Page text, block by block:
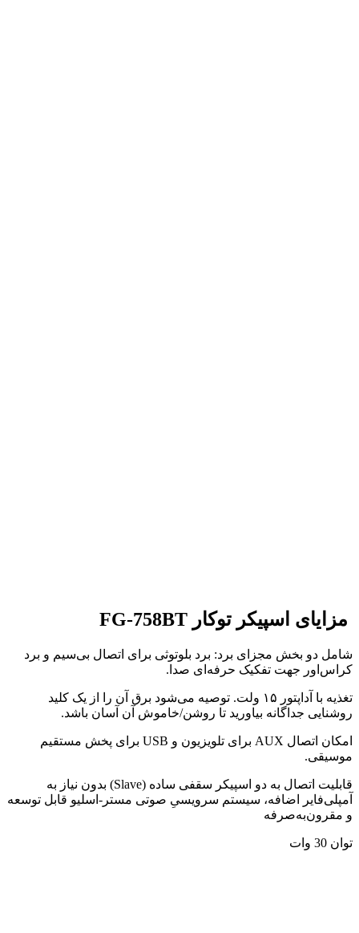
مزایای اسپیکر توکار FG-758BT
شامل دو بخش مجزای برد: برد بلوتوثی برای اتصال بی‌سیم و برد
کراس‌اور جهت تفکیک حرفه‌ای صدا.
تغذیه با آداپتور ۱۵ ولت. توصیه می‌شود برق آن را از یک کلید
روشنایی جداگانه بیاورید تا روشن/خاموش آن آسان باشد.
امکان اتصال AUX برای تلویزیون و USB برای پخش مستقیم
موسیقی.
قابلیت اتصال به دو اسپیکر سقفی ساده (Slave) بدون نیاز به
آمپلی‌فایر اضافه، سیستم سرویسیِ صوتی مستر-اسلیو قابل توسعه
و مقرون‌به‌صرفه
توان 30 وات